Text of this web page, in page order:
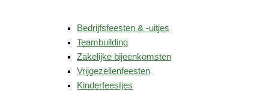
Bedrijfsfeesten & -uitjes
Teambuilding
Zakelijke bijeenkomsten
Vrijgezellenfeesten
Kinderfeestjes